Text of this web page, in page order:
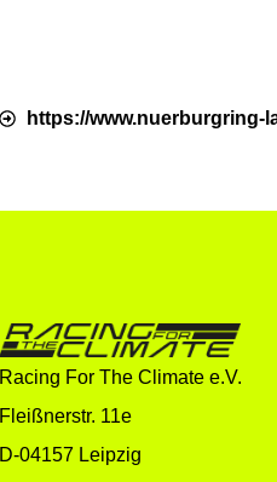
https://www.nuerburgring-
Racing For The Climate e.V.
Fleißnerstr. 11e
D-04157 Leipzig